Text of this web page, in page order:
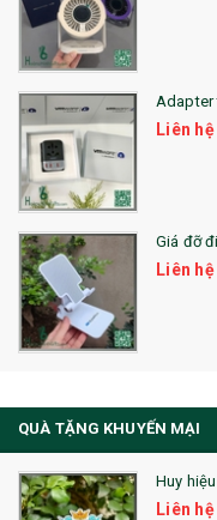
QUÀ TẶNG SX NHANH
QUÀ TẶNG HỘI THẢO
QUÀ TẶNG CÔNG NGHỆ
SẢN PHẨM ĐÃ THỰC HIỆN
QUÀ TẶNG SỨC KHỎE
SẢN PHẨM MỚI 2021
Sổ Sạc Đa Năng
La Fonte
Sổ Lò Xo
Adapter
Liên hệ
Giá đỡ
Liên hệ
QUÀ TẶNG KHUYẾN MẠI
Huy
Liên hệ